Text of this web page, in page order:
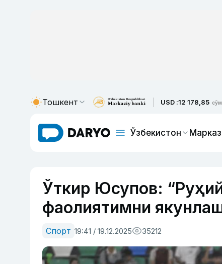
Тошкент USD :12 178,85 сўм
Ўзбекистон
Ўткир Юсупов:
фаолиятимни
Спорт 19:41 / 19.12.2025 35212